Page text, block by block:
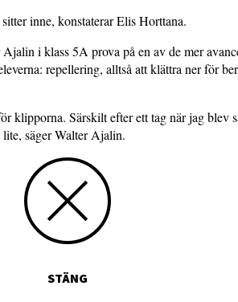
inne, konstaterar Elis Horttana.
i klass 5A prova på en av de mer
repellering, alltså att klättra ner för
klipporna. Särskilt efter ett tag när jag blev
säger Walter Ajalin.
STÄNG